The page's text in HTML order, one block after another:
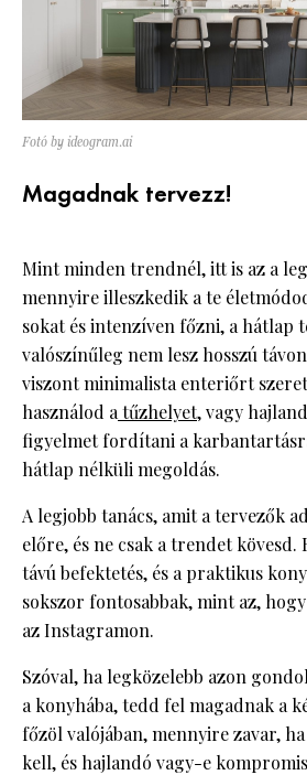
Fotó by ideogram.ai
Magadnak tervezz!
Mint minden trendnél, itt is az a
mennyire illeszkedik a te
sokat és intenzíven főzni, a hátlap
valószínűleg nem lesz hosszú
viszont minimalista enteriőrt
használod a tűzhelyet, vagy
figyelmet fordítani a
hátlap nélküli megoldás.
A legjobb tanács, amit a tervezők
előre, és ne csak a trendet kövesd.
távú befektetés, és a praktikus
sokszor fontosabbak, mint az,
az Instagramon.
Szóval, ha legközelebb azon
a konyhába, tedd fel magadnak a
főzöl valójában, mennyire zavar,
kell, és hajlandó vagy-e